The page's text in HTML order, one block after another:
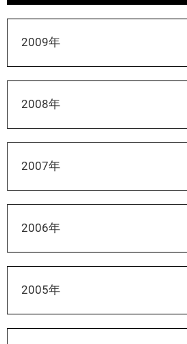
2009年
2008年
2007年
2006年
2005年